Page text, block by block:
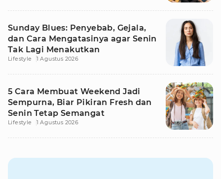
Sunday Blues: Penyebab, Gejala,
dan Cara Mengatasinya agar Senin
Tak Lagi Menakutkan
Lifestyle 1 Agustus 2026
5 Cara Membuat Weekend Jadi
Sempurna, Biar Pikiran Fresh dan
Senin Tetap Semangat
Lifestyle 1 Agustus 2026